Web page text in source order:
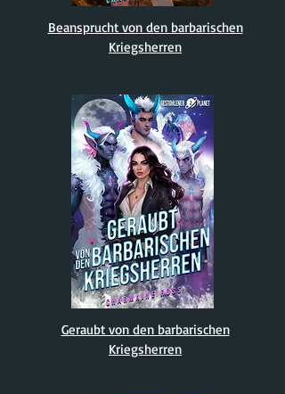
Beansprucht von den barbarischen
Kriegsherren
Geraubt von den barbarischen
Kriegsherren